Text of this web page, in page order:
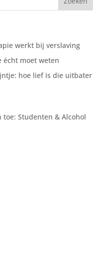
werkt bij verslaving
écht moet weten
hoe lief is die uitbater
Studenten & Alcohol